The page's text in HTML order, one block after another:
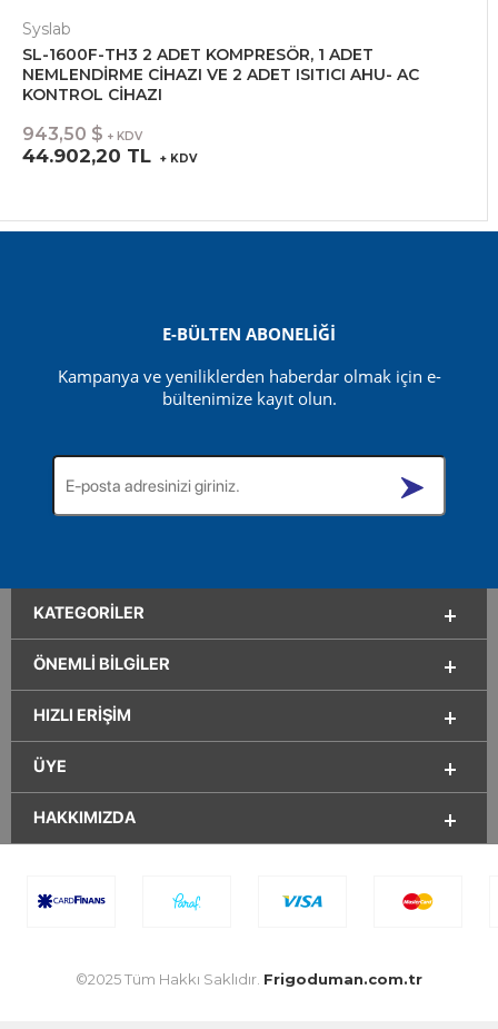
Syslab
SL-1600F-TH3 2 ADET KOMPRESÖR, 1 ADET
NEMLENDİRME CİHAZI VE 2 ADET ISITICI AHU- AC
KONTROL CİHAZI
44.902,20 TL + KDV
943,50 $ + KDV
E-BÜLTEN ABONELİĞİ
Kampanya ve yeniliklerden haberdar olmak için e-
bültenimize kayıt olun.
KATEGORILER
ÖNEMLI BILGILER
HIZLI ERIŞIM
ÜYE
HAKKIMIZDA
©2025 Tüm Hakkı Saklıdır. Frigoduman.com.tr